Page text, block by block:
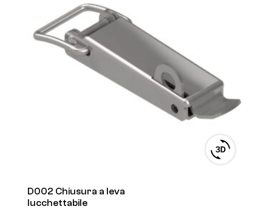
View
3D
D002 Chiusura a leva
lucchettabile